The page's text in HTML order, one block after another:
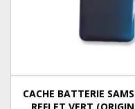
CACHE BATTERIE